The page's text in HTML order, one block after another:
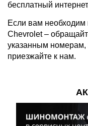
бесплатный
Если вам необходим
Chevrolet –
указанным номерам,
приезжайте к нам.